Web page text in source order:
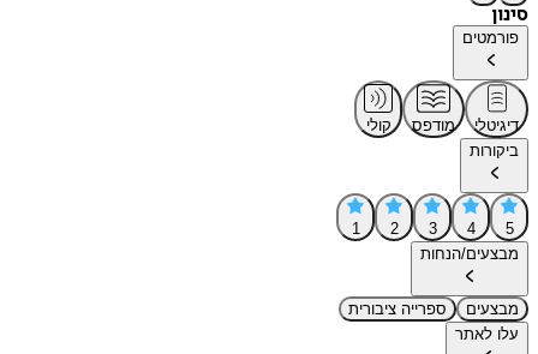
סינון
פורמטים
דיגיטלי מודפס
קולי
ביקורות
5
4
3
2
1
מבצעים/הנחות
מבצעים
ספרייה ציבורית
עלו לאתר